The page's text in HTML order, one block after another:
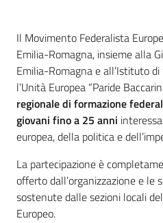
Introduzione
Il Movimento Federalista
Emilia-Romagna, insieme alla
Emilia-Romagna e all’Istituto
l’Unità Europea “Paride
regionale di formazione
giovani fino a 25 anni
europea, della politica e
La partecipazione è
offerto dall’organizzazione e le
sostenute dalle sezioni locali
Europeo.